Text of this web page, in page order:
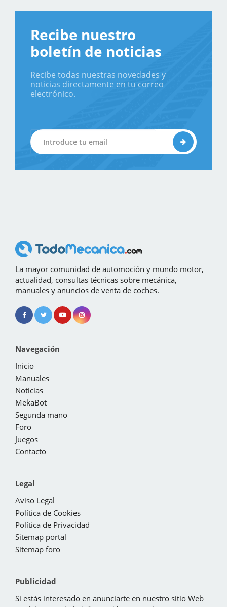
Recibe nuestro
boletín de noticias
Recibe todas nuestras novedades y
noticias directamente en tu correo
electrónico.
La mayor comunidad de automoción y mundo motor,
actualidad, consultas técnicas sobre mecánica,
manuales y anuncios de venta de coches.
Navegación
Inicio
Manuales
Noticias
MekaBot
Segunda mano
Foro
Juegos
Contacto
Legal
Aviso Legal
Política de Cookies
Política de Privacidad
Sitemap portal
Sitemap foro
Publicidad
Si estás interesado en anunciarte en nuestro sitio Web